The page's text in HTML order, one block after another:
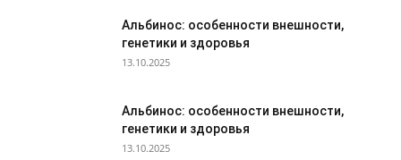
Альбинос: особенности внешности,
генетики и здоровья
13.10.2025
Альбинос: особенности внешности,
генетики и здоровья
13.10.2025